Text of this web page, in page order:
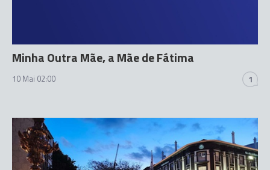
Minha Outra Mãe, a Mãe de Fátima
10 Mai 02:00 1